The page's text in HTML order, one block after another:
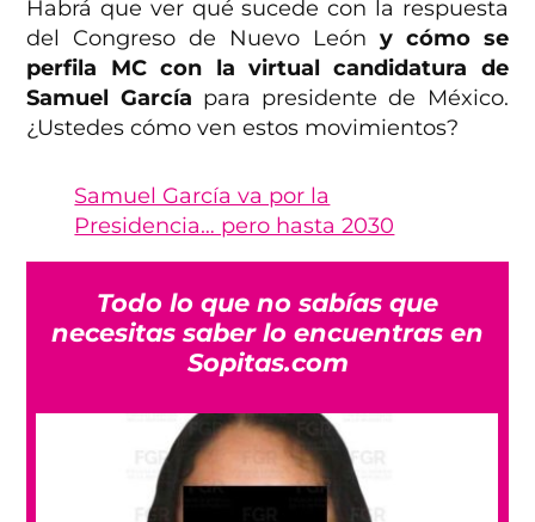
Habrá que ver qué sucede con la respuesta
del Congreso de Nuevo León y cómo se
perfila MC con la virtual candidatura de
Samuel García para presidente de México.
¿Ustedes cómo ven estos movimientos?
Samuel García va por la
Presidencia… pero hasta 2030
Todo lo que no sabías que
necesitas saber lo encuentras en
Sopitas.com